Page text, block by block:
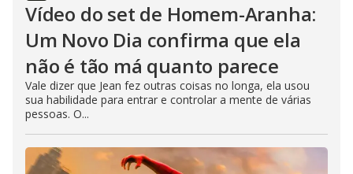
Vídeo do set de Homem-Aranha:
Um Novo Dia confirma que ela
não é tão má quanto parece
Vale dizer que Jean fez outras coisas no longa, ela usou
sua habilidade para entrar e controlar a mente de várias
pessoas. O...